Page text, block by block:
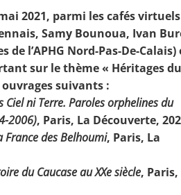
2021, parmi les cafés
Samy Bounoua, Ivan
de l’APHG Nord-Pas-De-
sur le thème « Héritages
suivants :
Ciel ni Terre. Paroles orphelines du
2006), Paris, La Découverte,
France des Belhoumi, Paris, La
du Caucase au XXe siècle, Paris,